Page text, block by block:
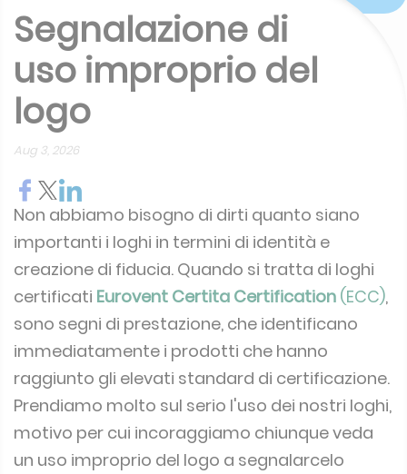
Segnalazione di
uso improprio del
logo
Aug 3, 2026
Non abbiamo bisogno di dirti quanto siano
importanti i loghi in termini di identità e
creazione di fiducia. Quando si tratta di loghi
certificati Eurovent Certita Certification (ECC),
sono segni di prestazione, che identificano
immediatamente i prodotti che hanno
raggiunto gli elevati standard di certificazione.
Prendiamo molto sul serio l'uso dei nostri loghi,
motivo per cui incoraggiamo chiunque veda
un uso improprio del logo a segnalarcelo